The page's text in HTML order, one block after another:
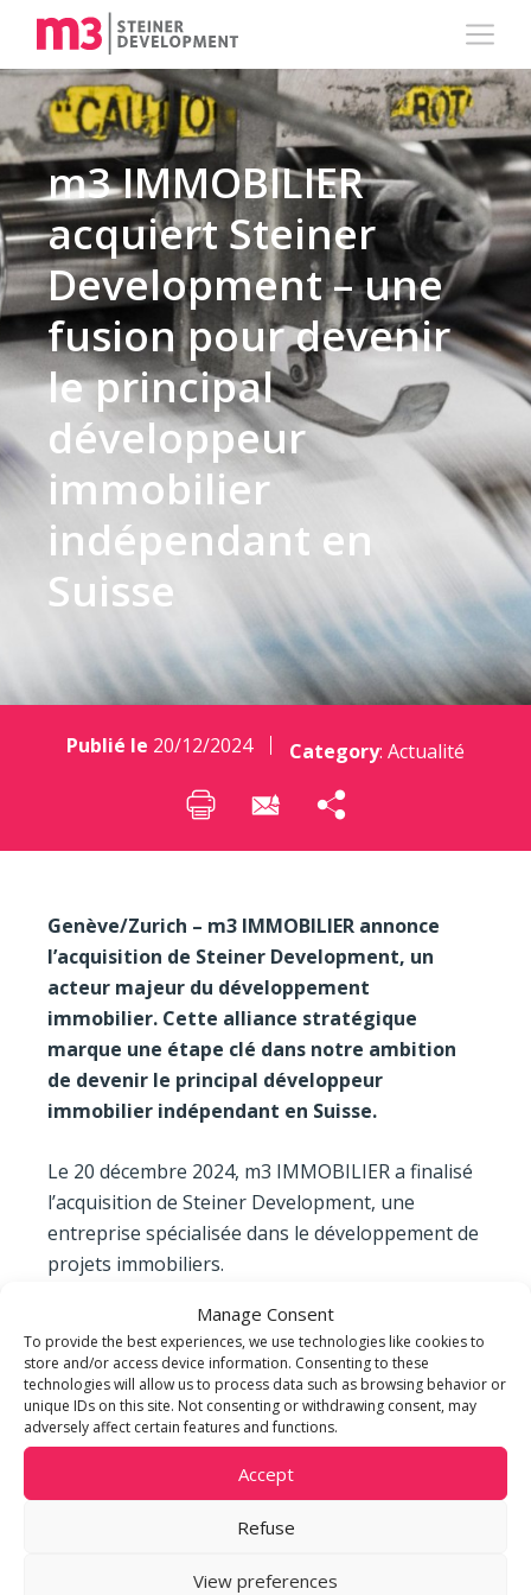
Manage Consent
To provide the best experiences, we use technologies like cookies to
store and/or access device information. Consenting to these
technologies will allow us to process data such as browsing behavior or
unique IDs on this site. Not consenting or withdrawing consent, may
adversely affect certain features and functions.
Accept
Refuse
View preferences
m3 IMMOBILIER
acquiert Steiner
Development – une
fusion pour devenir
le principal
développeur
immobilier
indépendant en
Suisse
Publié le 20/12/2024 Category: Actualité
Genève/Zurich – m3 IMMOBILIER annonce
l’acquisition de Steiner Development, un
acteur majeur du développement
immobilier. Cette alliance stratégique
marque une étape clé dans notre ambition
de devenir le principal développeur
immobilier indépendant en Suisse.
Le 20 décembre 2024, m3 IMMOBILIER a finalisé
l’acquisition de Steiner Development, une
entreprise spécialisée dans le développement de
projets immobiliers.
Ce rapprochement stratégique associe les forces
de deux acteurs complémentaires du secteur
immobilier. En élargissant notre présence sur le
marché national, cette fusion réunit l’expertise
de m3 IMMOBILIER en Suisse romande et
l’ancrage solide de Steiner Development en
Avec une vision commune, nous d